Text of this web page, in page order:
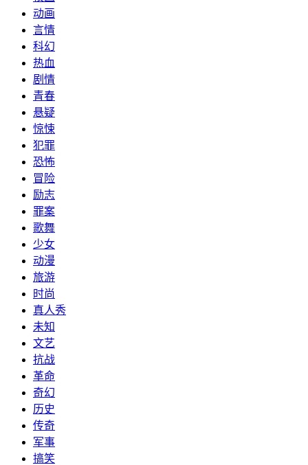
动画
言情
科幻
热血
剧情
青春
悬疑
惊悚
犯罪
恐怖
冒险
励志
罪案
歌舞
少女
动漫
旅游
时尚
真人秀
未知
文艺
抗战
革命
奇幻
历史
传奇
军事
搞笑